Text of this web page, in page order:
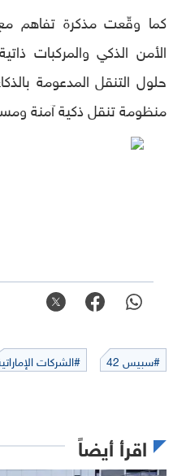
كما وقّعت مذكرة تفاهم
الأمن الذكي والمركبات
حلول التنقل المدعومة
منظومة تنقل ذكية آمنة
#سبيس 42 #الشركات
اقرأ أيضاً